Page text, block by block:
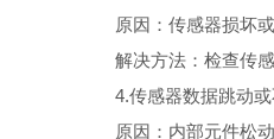
原因：传感器损坏或
解决方法：检查传感
4.传感器数据跳动或
原因：内部元件松动